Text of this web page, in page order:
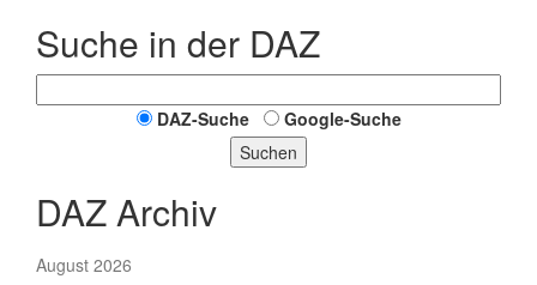
Suche in der DAZ
DAZ-Suche
Google-Suche
Suchen
DAZ Archiv
August 2026